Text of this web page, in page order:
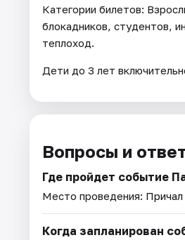
Категории билетов:
блокадников, студентов,
теплоход.
Дети до 3 лет
Вопросы и
Где пройдет событие
Место проведения:
Когда запланирован